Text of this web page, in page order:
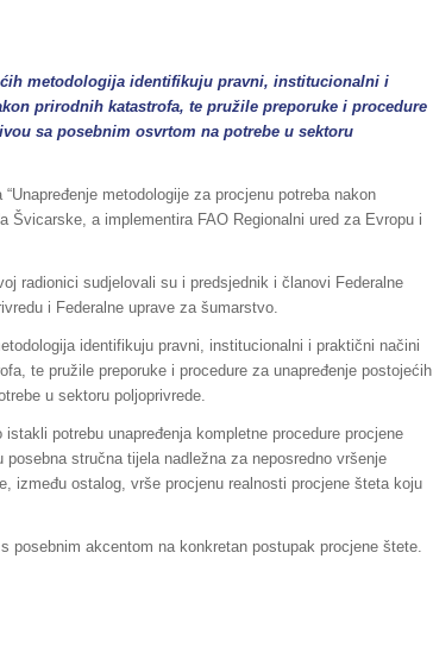
metodologija identifikuju pravni, institucionalni i
prirodnih katastrofa, te pružile preporuke i procedure
sa posebnim osvrtom na potrebe u sektoru
metodologije za procjenu potreba nakon
Švicarske, a implementira FAO Regionalni ured za Evropu i
radionici sudjelovali su i predsjednik i članovi Federalne
i Federalne uprave za šumarstvo.
identifikuju pravni, institucionalni i praktični načini
te pružile preporuke i procedure za unapređenje postojećih
u sektoru poljoprivrede.
potrebu unapređenja kompletne procedure procjene
stručna tijela nadležna za neposredno vršenje
između ostalog, vrše procjenu realnosti procjene šteta koju
akcentom na konkretan postupak procjene štete.